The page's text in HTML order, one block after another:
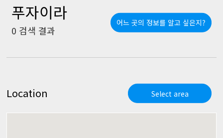
푸자이라
0 검색 결과
어느 곳의 정보를 알고 싶은지?
Location Select area